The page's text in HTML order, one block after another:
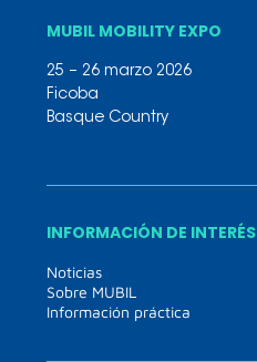
MUBIL MOBILITY EXPO
25 – 26 marzo 2026
Ficoba
Basque Country
INFORMACIÓN DE INTERÉS
Noticias
Sobre MUBIL
Información práctica